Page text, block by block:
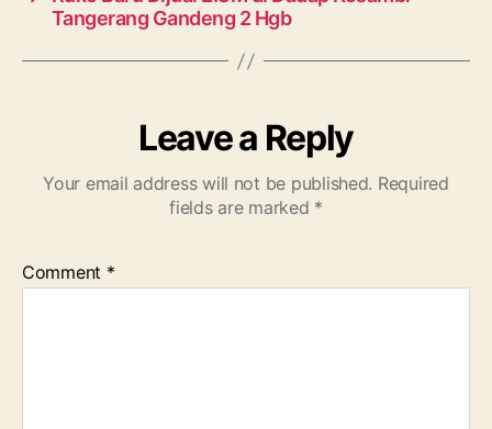
Tangerang Gandeng 2 Hgb
Leave a Reply
Your email address will not be published. Required
fields are marked *
Comment *